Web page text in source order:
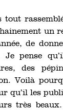
tout
un
de
pense
des
Voilà
qu’il les
très